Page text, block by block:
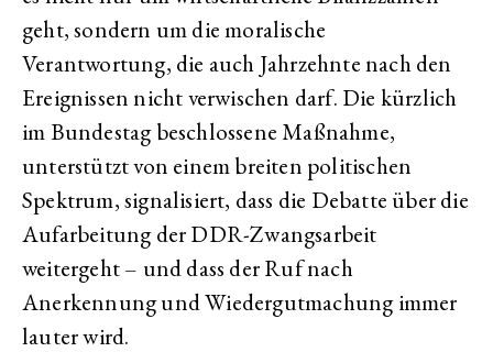
geht, sondern um die moralische
Verantwortung, die auch Jahrzehnte nach den
Ereignissen nicht verwischen darf. Die kürzlich
im Bundestag beschlossene Maßnahme,
unterstützt von einem breiten politischen
Spektrum, signalisiert, dass die Debatte über die
Aufarbeitung der DDR-Zwangsarbeit
weitergeht – und dass der Ruf nach
Anerkennung und Wiedergutmachung immer
lauter wird.